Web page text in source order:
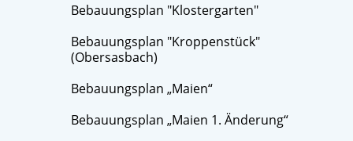
Bebauungsplan "Klostergarten"
Bebauungsplan "Kroppenstück"
(Obersasbach)
Bebauungsplan „Maien“
Bebauungsplan „Maien 1. Änderung“